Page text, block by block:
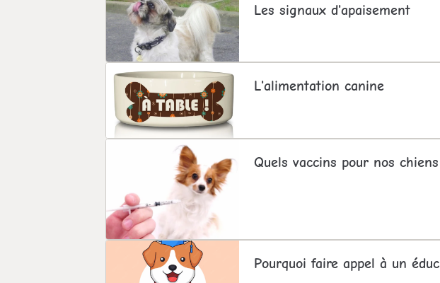
Les signaux d'apaisement
L'alimentation canine
Quels vaccins pour nos chiens
Pourquoi faire appel à un éduc